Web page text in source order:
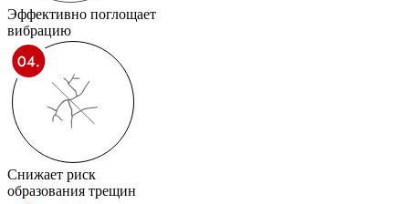
Эффективно поглощает
вибрацию
Снижает риск
образования трещин